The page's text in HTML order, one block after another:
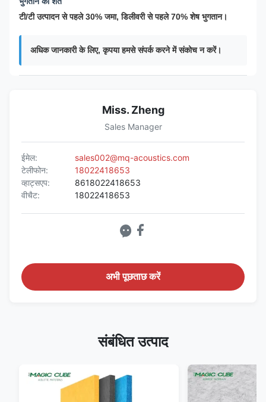
टी/टी उत्पादन से पहले 30% जमा, डिलीवरी से पहले 70% शेष भुगतान।
अधिक जानकारी के लिए, कृपया हमसे संपर्क करने में संकोच न करें।
Miss. Zheng
Sales Manager
ईमेल:
sales002@mq-acoustics.com
टेलीफोन:
18022418653
व्हाट्सएप:
8618022418653
वीचैट:
18022418653
अभी पूछताछ करें
संबंधित उत्पाद